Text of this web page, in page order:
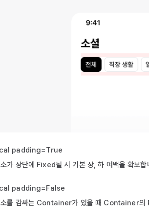
padding=True
가 상단에 Fixed될 시 기본 상, 하 여백을 확보합
padding=False
를 감싸는 Container가 있을 때 Container의